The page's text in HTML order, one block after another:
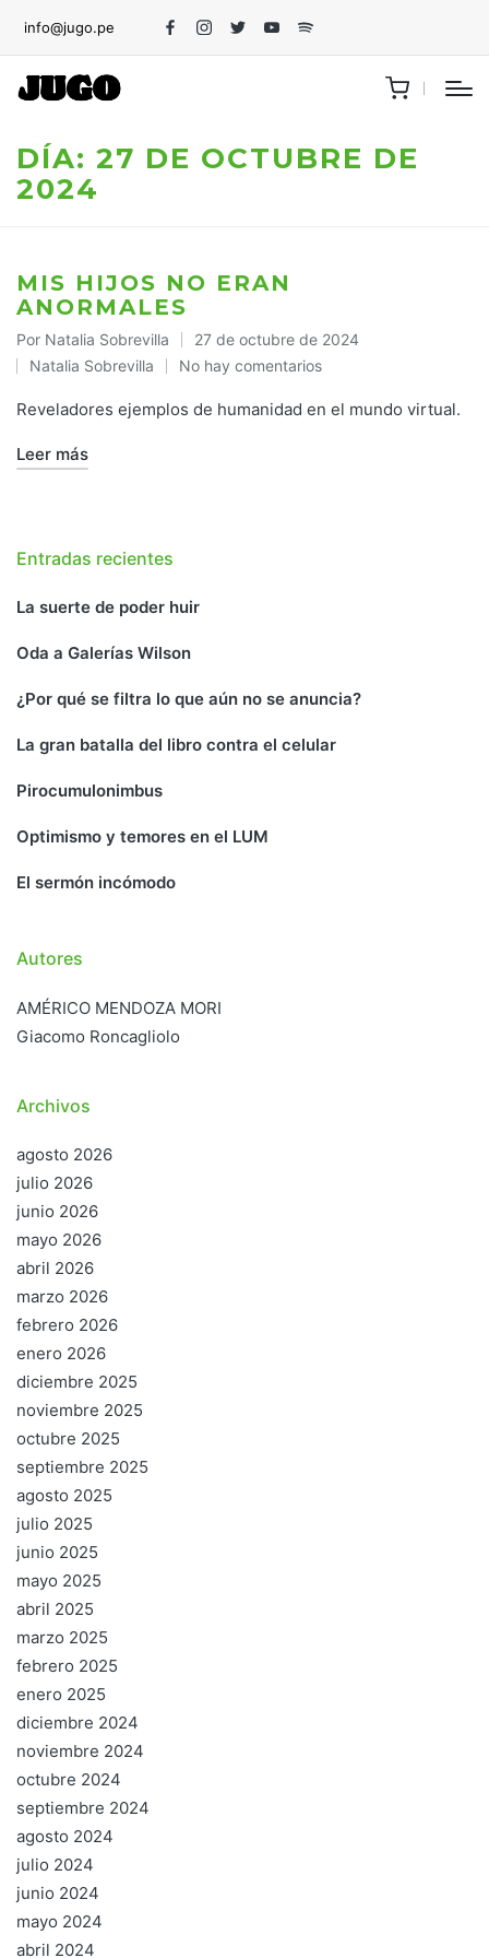
info@jugo.pe
FacebookInstagram
TwitterYoutubeSpotify
DÍA: 27 DE OCTUBRE DE
2024
MIS HIJOS NO ERAN
ANORMALES
Publicado
por
Por Natalia Sobrevilla 27 de octubre de 2024
Publicado
en
Natalia Sobrevilla No hay comentarios
Reveladores ejemplos de humanidad en el mundo virtual.
Leer más
Entradas recientes
La suerte de poder huir
Oda a Galerías Wilson
¿Por qué se filtra lo que aún no se anuncia?
La gran batalla del libro contra el celular
Pirocumulonimbus
Optimismo y temores en el LUM
El sermón incómodo
Autores
AMÉRICO MENDOZA MORI
Giacomo Roncagliolo
Archivos
agosto 2026
julio 2026
junio 2026
mayo 2026
abril 2026
marzo 2026
febrero 2026
enero 2026
diciembre 2025
noviembre 2025
octubre 2025
septiembre 2025
agosto 2025
julio 2025
junio 2025
mayo 2025
abril 2025
marzo 2025
febrero 2025
enero 2025
diciembre 2024
noviembre 2024
octubre 2024
septiembre 2024
agosto 2024
julio 2024
junio 2024
mayo 2024
abril 2024